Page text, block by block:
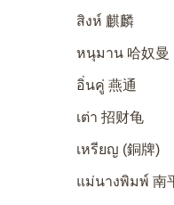
สิงห์ 麒麟
หนุมาน 哈奴曼
อิ่นคู่ 燕通
เต่า 招财龟
เหรียญ (銅牌)
แม่นางพิมพ์ 南